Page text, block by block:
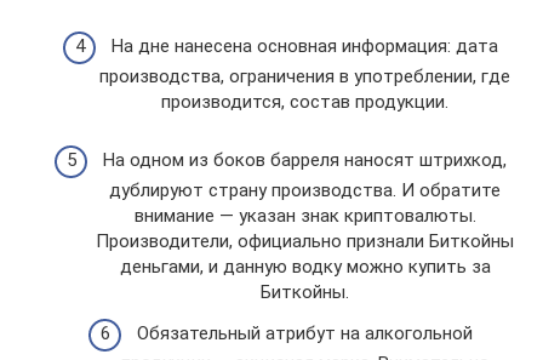
На дне нанесена основная информация: дата
производства, ограничения в употреблении, где
производится, состав продукции.
На одном из боков барреля наносят штрихкод,
дублируют страну производства. И обратите
внимание — указан знак криптовалюты.
Производители, официально признали Биткойны
деньгами, и данную водку можно купить за
Биткойны.
Обязательный атрибут на алкогольной